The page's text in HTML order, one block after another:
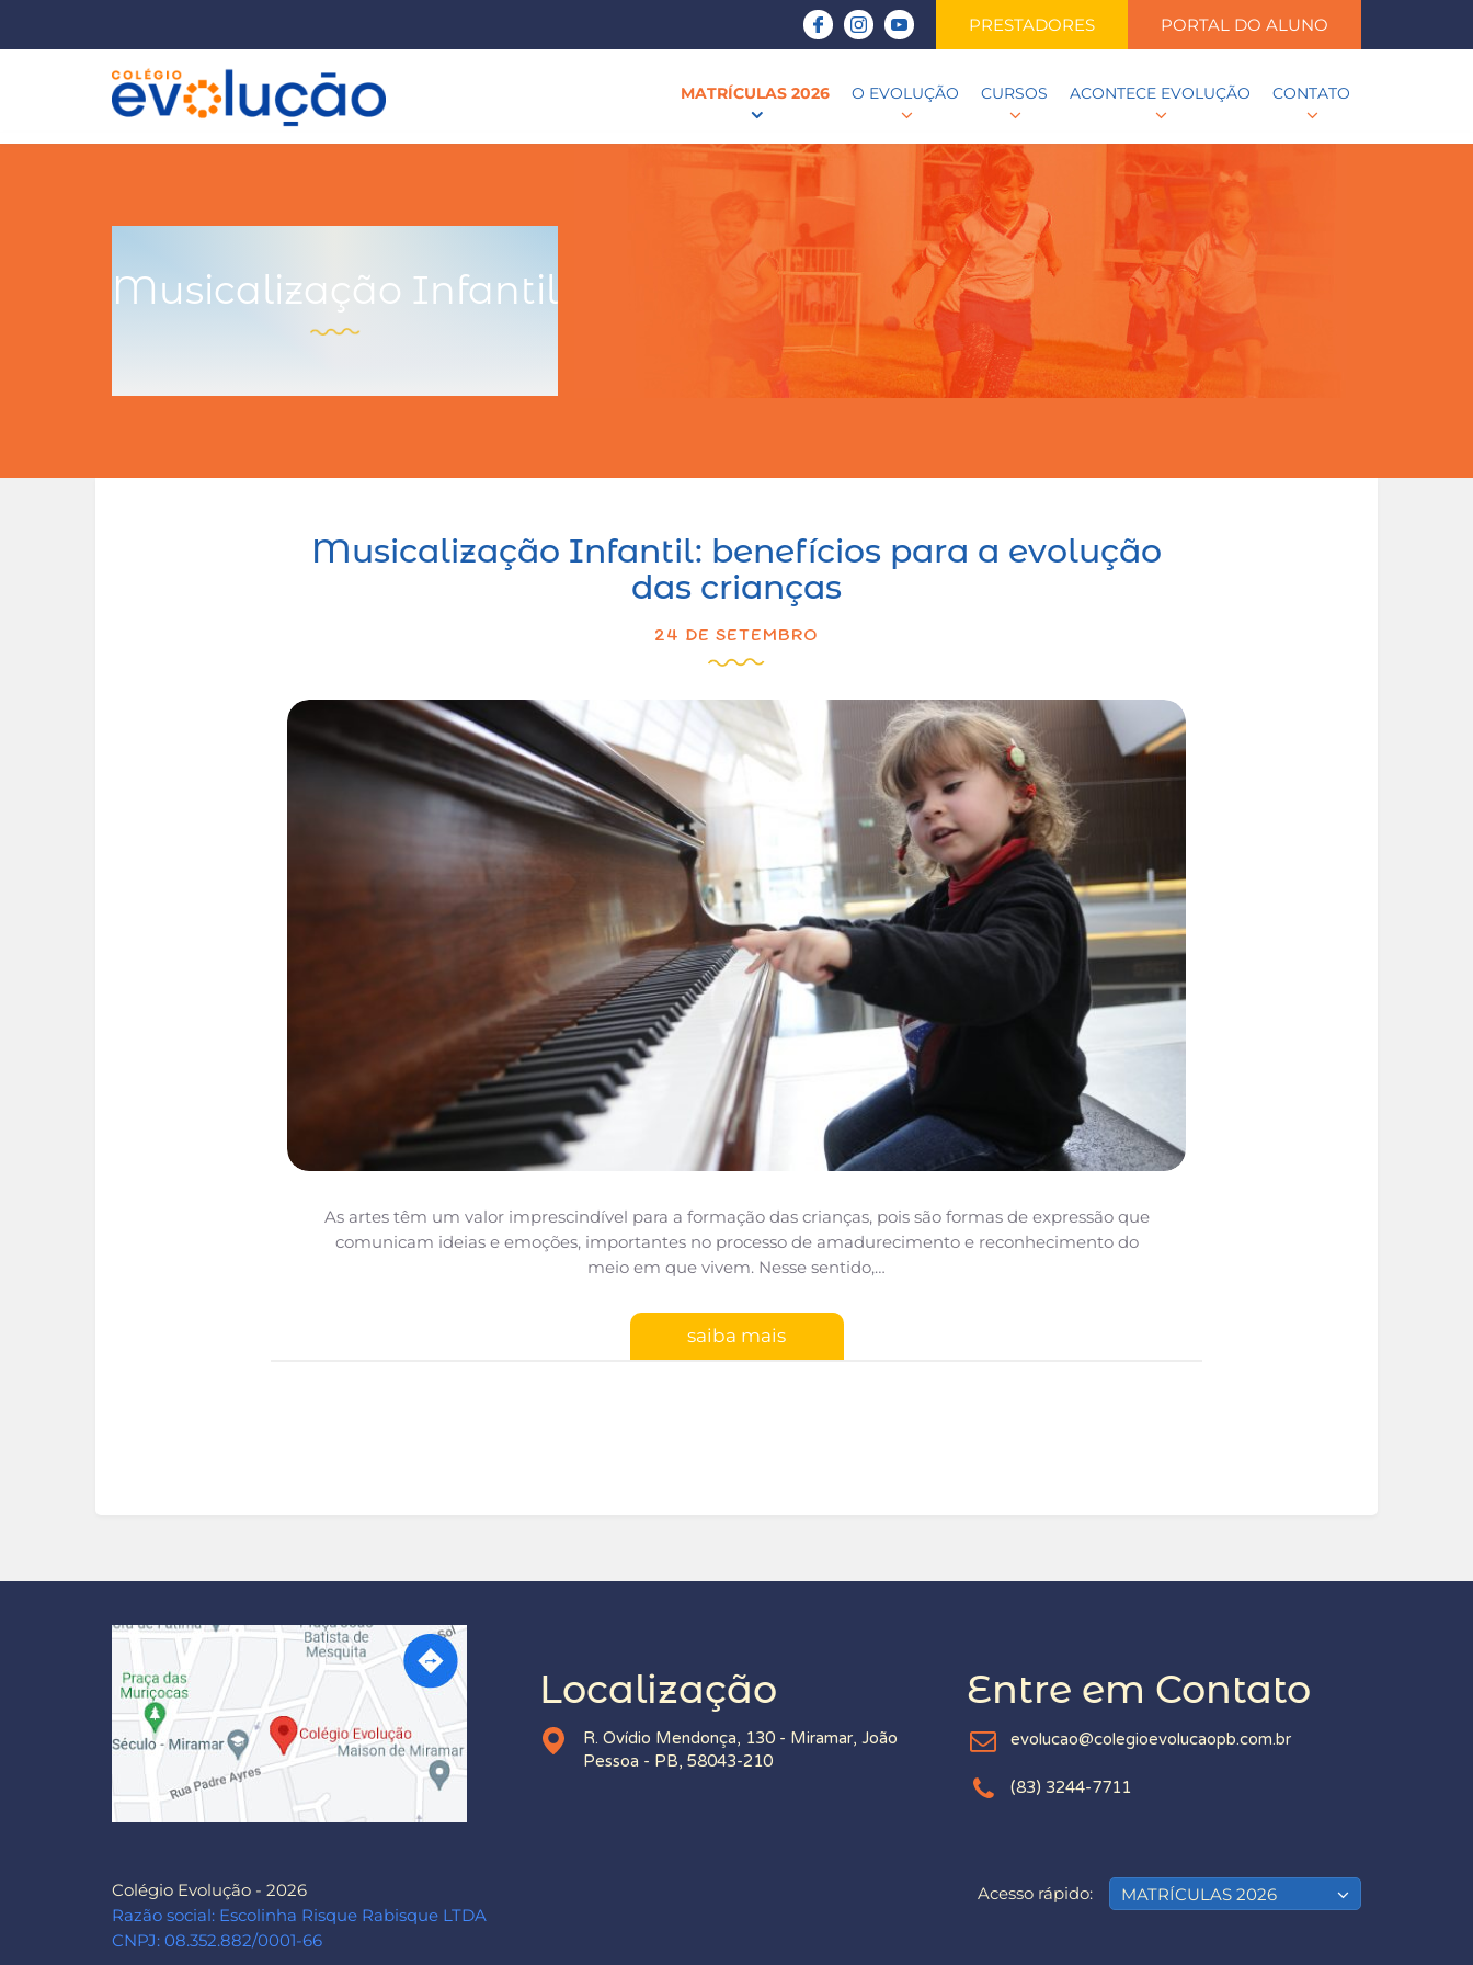
PORTAL DO ALUNO
PRESTADORES
MATRÍCULAS 2026 O EVOLUÇÃO CURSOS ACONTECE EVOLUÇÃO CONTATO
Musicalização Infantil
Musicalização Infantil: benefícios para a evolução
das crianças
24 DE SETEMBRO
As artes têm um valor imprescindível para a formação das crianças, pois são formas de expressão que
comunicam ideias e emoções, importantes no processo de amadurecimento e reconhecimento do
meio em que vivem. Nesse sentido,…
saiba mais
Localização
R. Ovídio Mendonça, 130 - Miramar, João
Pessoa - PB, 58043-210
Entre em Contato
evolucao@colegioevolucaopb.com.br
(83) 3244-7711
Colégio Evolução - 2026
Razão social: Escolinha Risque Rabisque LTDA
CNPJ: 08.352.882/0001-66
Acesso rápido: MATRÍCULAS 2026